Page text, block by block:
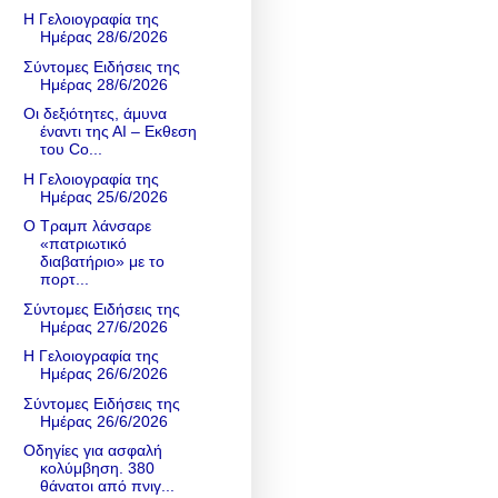
Η Γελοιογραφία της
Ημέρας 28/6/2026
Σύντομες Ειδήσεις της
Ημέρας 28/6/2026
Οι δεξιότητες, άμυνα
έναντι της ΑΙ – Εκθεση
του Co...
Η Γελοιογραφία της
Ημέρας 25/6/2026
Ο Τραμπ λάνσαρε
«πατριωτικό
διαβατήριο» με το
πορτ...
Σύντομες Ειδήσεις της
Ημέρας 27/6/2026
Η Γελοιογραφία της
Ημέρας 26/6/2026
Σύντομες Ειδήσεις της
Ημέρας 26/6/2026
Οδηγίες για ασφαλή
κολύμβηση. 380
θάνατοι από πνιγ...